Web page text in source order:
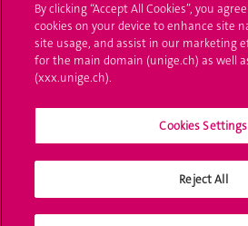
UNIGE Mobile
Médias
Offres d'emploi
Bibliothèque
Médias sociaux UNIGE
By clicking “Accept All Cookies”, you
cookies on your device to enhance site
site usage, and assist in our marketing
for the main domain (unige.ch) as well
(xxx.unige.ch).
Cookies Settings
Reject All